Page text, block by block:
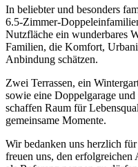
In beliebter und besonders
6.5-Zimmer-
Nutzfläche ein wunderbares
Familien, die Komfort,
Anbindung schätzen.
Zwei Terrassen, ein
sowie eine Doppelgarage
schaffen Raum für
gemeinsame Momente.
Wir bedanken uns herzlich
freuen uns, den erfolgreichen